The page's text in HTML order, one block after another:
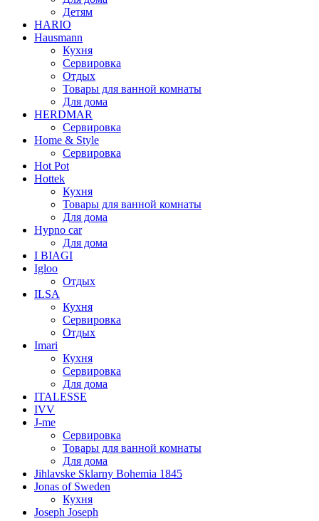
Детям
HARIO
Hausmann
Кухня
Сервировка
Отдых
Товары для ванной комнаты
Для дома
HERDMAR
Сервировка
Home & Style
Сервировка
Hot Pot
Hottek
Кухня
Товары для ванной комнаты
Для дома
Hypno car
Для дома
I BIAGI
Igloo
Отдых
ILSA
Кухня
Сервировка
Отдых
Imari
Кухня
Сервировка
Для дома
ITALESSE
IVV
J-me
Сервировка
Товары для ванной комнаты
Для дома
Jihlavske Sklarny Bohemia 1845
Jonas of Sweden
Кухня
Joseph Joseph